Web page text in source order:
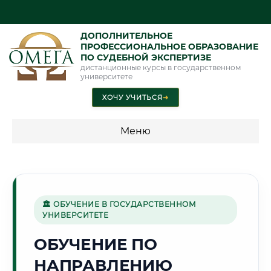
ДОПОЛНИТЕЛЬНОЕ
ПРОФЕССИОНАЛЬНОЕ ОБРАЗОВАНИЕ
ПО СУДЕБНОЙ ЭКСПЕРТИЗЕ
дистанционные курсы в государственном
университете
ХОЧУ УЧИТЬСЯ➜
Меню
специальности"
Стоимость по программам обучения "Судебная экспертиза"
Стоимость по программам обучения "Экспертиза"
🏛 ОБУЧЕНИЕ В ГОСУДАРСТВЕННОМ
УНИВЕРСИТЕТЕ
ОБУЧЕНИЕ ПО
НАПРАВЛЕНИЮ